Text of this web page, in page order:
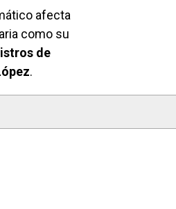
afecta
como su
de
.